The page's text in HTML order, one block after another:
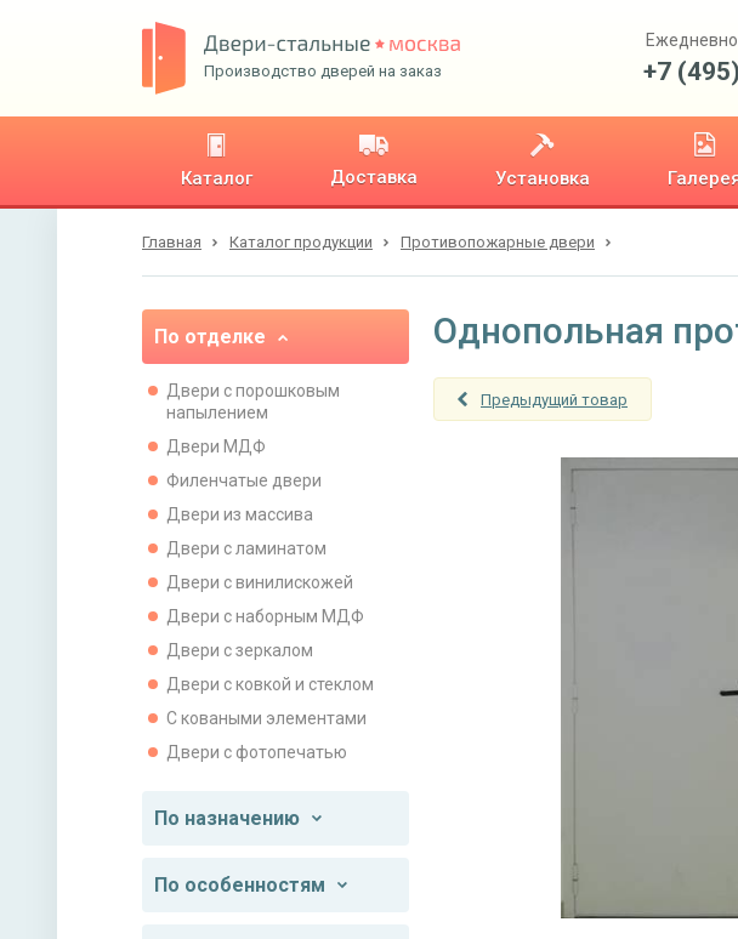
Производство дверей на заказ
Ежедневно
+7
Каталог Доставка Установка
Главная Каталог продукции Противопожарные двери
По отделке
Двери с порошковым
напылением
Двери МДФ
Филенчатые двери
Двери из массива
Двери с ламинатом
Двери с винилискожей
Двери с наборным МДФ
Двери с зеркалом
Двери с ковкой и стеклом
С коваными элементами
Двери с фотопечатью
По назначению
По особенностям
Однопольная
Предыдущий товар